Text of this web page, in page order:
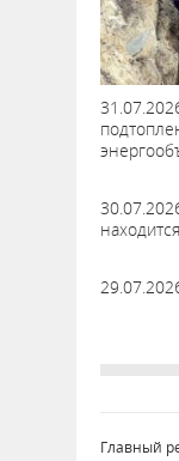
Главный